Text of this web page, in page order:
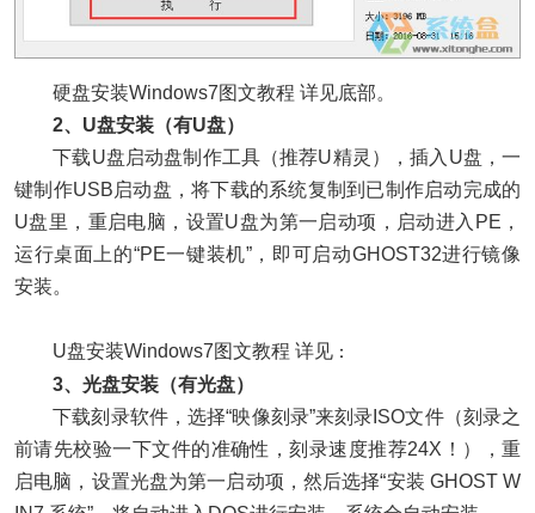
硬盘安装Windows7图文教程 详见底部。
2、U盘安装（有U盘）
下载U盘启动盘制作工具（推荐U精灵），插入U盘，一
键制作USB启动盘，将下载的系统复制到已制作启动完成的
U盘里，重启电脑，设置U盘为第一启动项，启动进入PE，
运行桌面上的“PE一键装机”，即可启动GHOST32进行镜像
安装。
U盘安装Windows7图文教程 详见 ：
3、光盘安装（有光盘）
下载刻录软件，选择“映像刻录”来刻录ISO文件（刻录之
前请先校验一下文件的准确性，刻录速度推荐24X！），重
启电脑，设置光盘为第一启动项，然后选择“安装 GHOST W